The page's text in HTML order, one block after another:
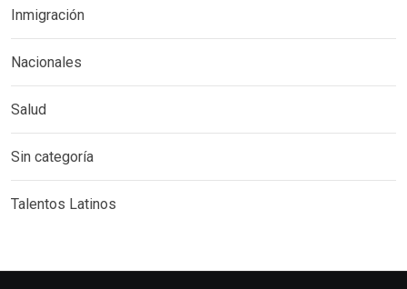
Inmigración
Nacionales
Salud
Sin categoría
Talentos Latinos